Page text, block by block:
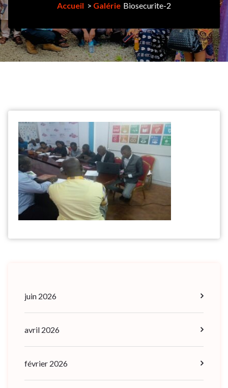
Accueil > Galérie Biosecurite-2
juin 2026
avril 2026
février 2026